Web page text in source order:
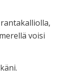
voisi